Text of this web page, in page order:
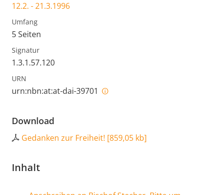
12.2. - 21.3.1996
Umfang
5 Seiten
Signatur
1.3.1.57.120
URN
urn:nbn:at:at-dai-39701
Download
Gedanken zur Freiheit! [859,05 kb]
Inhalt